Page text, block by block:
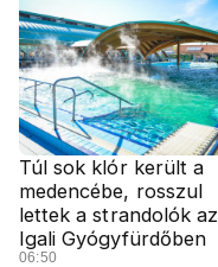
Túl sok klór került a
medencébe, rosszul
lettek a strandolók az
Igali Gyógyfürdőben
06:50